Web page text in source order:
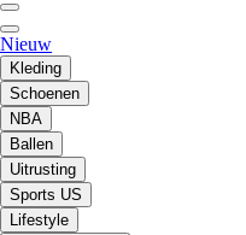
Nieuw
Kleding
Schoenen
NBA
Ballen
Uitrusting
Sports US
Lifestyle